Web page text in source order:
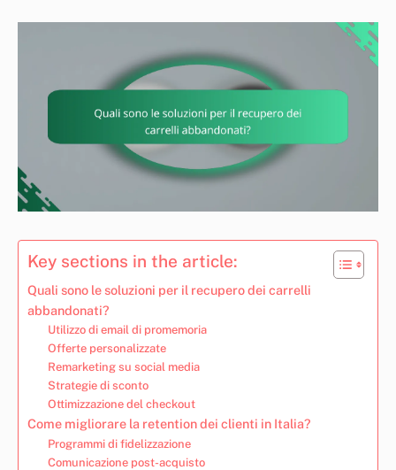
Key sections in the article:
Quali sono le soluzioni per il recupero dei carrelli
abbandonati?
Utilizzo di email di promemoria
Offerte personalizzate
Remarketing su social media
Strategie di sconto
Ottimizzazione del checkout
Come migliorare la retention dei clienti in Italia?
Programmi di fidelizzazione
Comunicazione post-acquisto